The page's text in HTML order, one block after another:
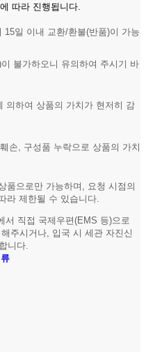
따라 진행됩니다.
15일 이내 교환/환불(반품)이 가능
불가하오니 유의하여 주시기 바
하여 상품의 가치가 현저히 감
손, 구성품 누락으로 상품의 가치
으로만 가능하며, 요청 시점의
라 제한될 수 있습니다.
직접 국제우편(EMS 등)으로
주시거나, 입국 시 세관 자진신
니다.